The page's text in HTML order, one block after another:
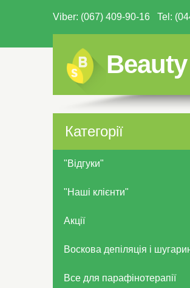
Viber: (067) 409-90-16 Tel:
Категорії
"Відгуки"
"Наші клієнти"
Акції
Воскова депіляція і
Все для парафінотерапії